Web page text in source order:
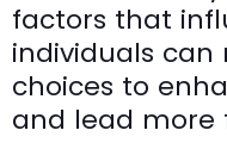
factors that
individuals
choices to
and lead more